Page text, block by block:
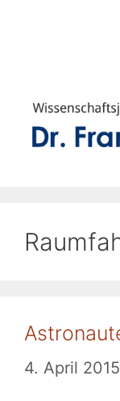
4. April 2015